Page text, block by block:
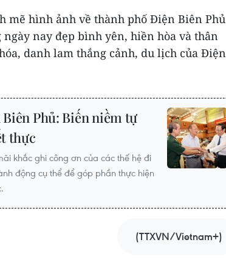
mẽ hình ảnh về thành phố Điện Biên Phủ
nay đẹp bình yên, hiền hòa và thân
danh lam thắng cảnh, du lịch của Điện
Phủ: Biến niềm tự
thực
khắc ghi công ơn của các thế hệ đi
động cụ thể để góp phần thực hiện
(TTXVN/Vietnam+)